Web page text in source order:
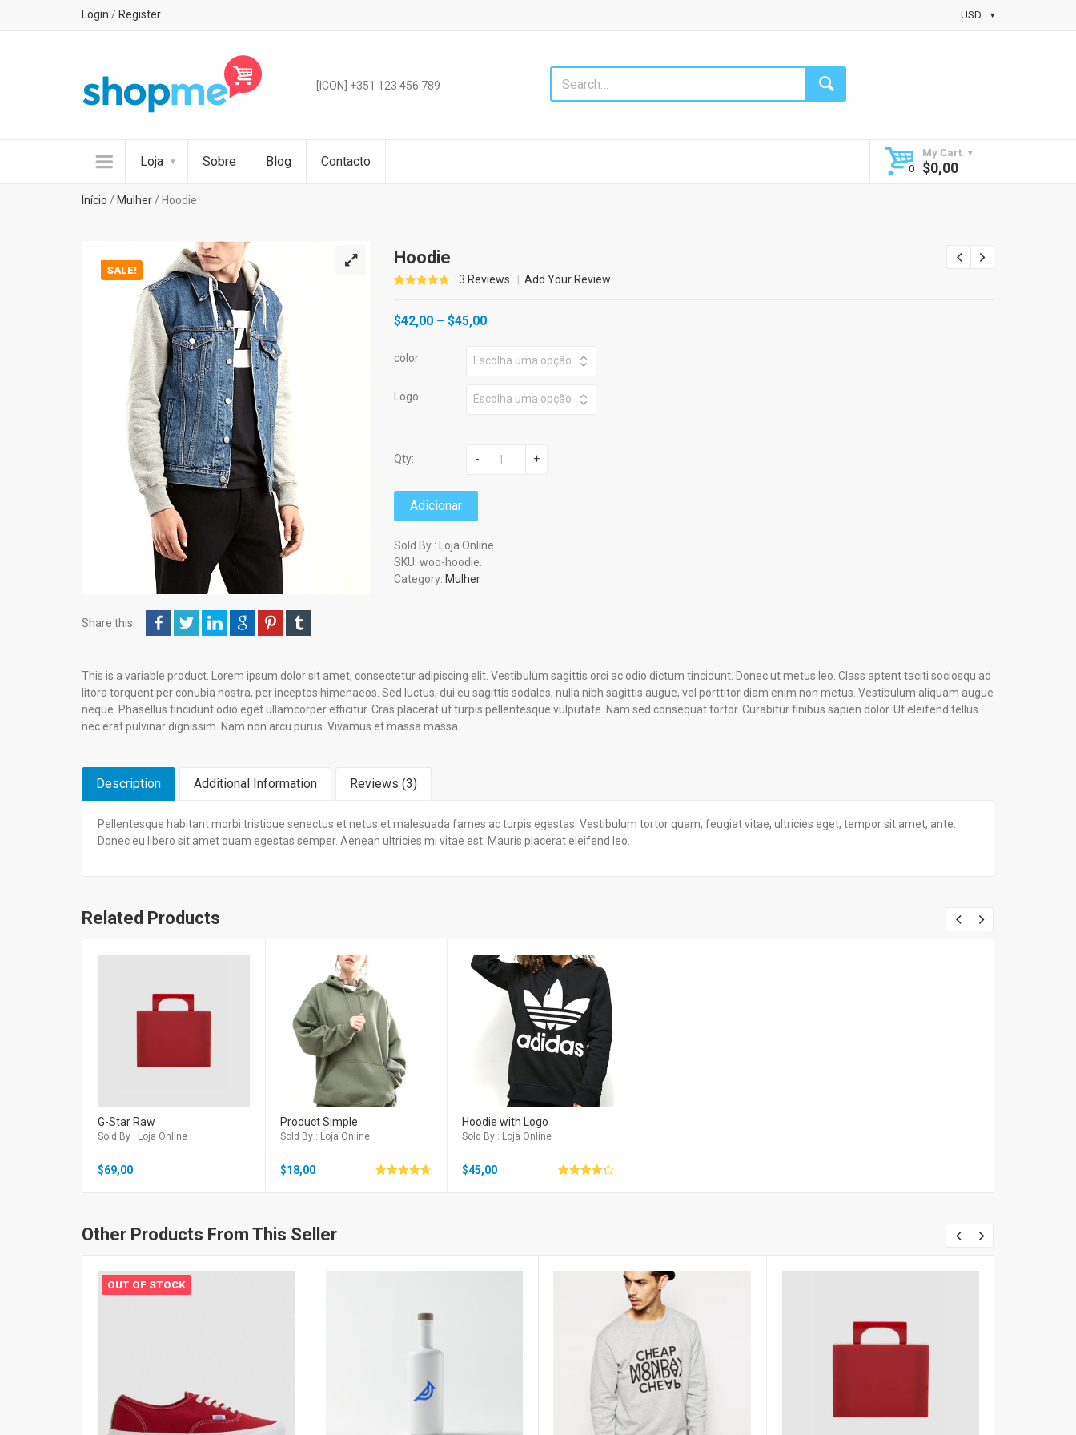
Login / Register USD
[ICON] +351 123 456 789
Loja Sobre Blog Contacto
My Cart
$0,00
Início / Mulher / Hoodie
SALE!
Share this:
Hoodie
based on
customer
3 Reviews Add Your Review
$42,00 – $45,00
color
Logo
Qty: - +
Adicionar
Sold By : Loja Online
SKU: woo-hoodie
Category: Mulher
This is a variable product. Lorem ipsum dolor sit amet, consectetur adipiscing elit. Vestibulum sagittis orci ac odio dictum tincidunt. Donec ut metus leo. Class aptent taciti sociosqu ad
litora torquent per conubia nostra, per inceptos himenaeos. Sed luctus, dui eu sagittis sodales, nulla nibh sagittis augue, vel porttitor diam enim non metus. Vestibulum aliquam augue
neque. Phasellus tincidunt odio eget ullamcorper efficitur. Cras placerat ut turpis pellentesque vulputate. Nam sed consequat tortor. Curabitur finibus sapien dolor. Ut eleifend tellus
nec erat pulvinar dignissim. Nam non arcu purus. Vivamus et massa massa.
Description Additional Information Reviews (3)
Pellentesque habitant morbi tristique senectus et netus et malesuada fames ac turpis egestas. Vestibulum tortor quam, feugiat vitae, ultricies eget, tempor sit amet, ante.
Donec eu libero sit amet quam egestas semper. Aenean ultricies mi vitae est. Mauris placerat eleifend leo.
Related Products
G-Star Raw
Sold By : Loja Online
$69,00
Product Simple
Sold By : Loja Online
$18,00
Hoodie with Logo
Sold By : Loja Online
$45,00
Other Products From This Seller
OUT OF STOCK